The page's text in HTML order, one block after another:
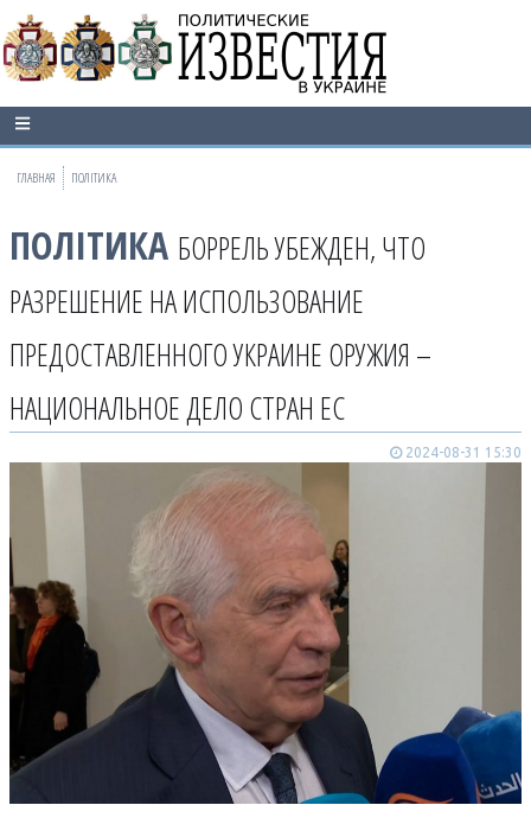
ГЛАВНАЯ ПОЛІТИКА
ПОЛІТИКА БОРРЕЛЬ УБЕЖДЕН, ЧТО
РАЗРЕШЕНИЕ НА ИСПОЛЬЗОВАНИЕ
ПРЕДОСТАВЛЕННОГО УКРАИНЕ ОРУЖИЯ –
НАЦИОНАЛЬНОЕ ДЕЛО СТРАН ЕС
2024-08-31 15:30